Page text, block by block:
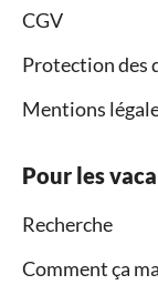
CGV
Protection des
Mentions
Pour les
Recherche
Comment ça